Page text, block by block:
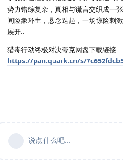
势力错综复杂，真相与谎言交织成一
间险象环生，悬念迭起，一场惊险刺
展开..
猎毒行动终极对决夸克网盘下载链接
https://pan.quark.cn/s/
说点什么吧...